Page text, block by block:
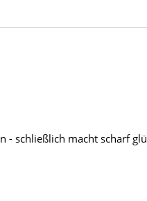
- schließlich macht scharf